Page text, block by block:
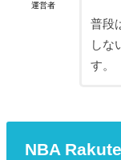
運営者
普段
しな
す。
NBA